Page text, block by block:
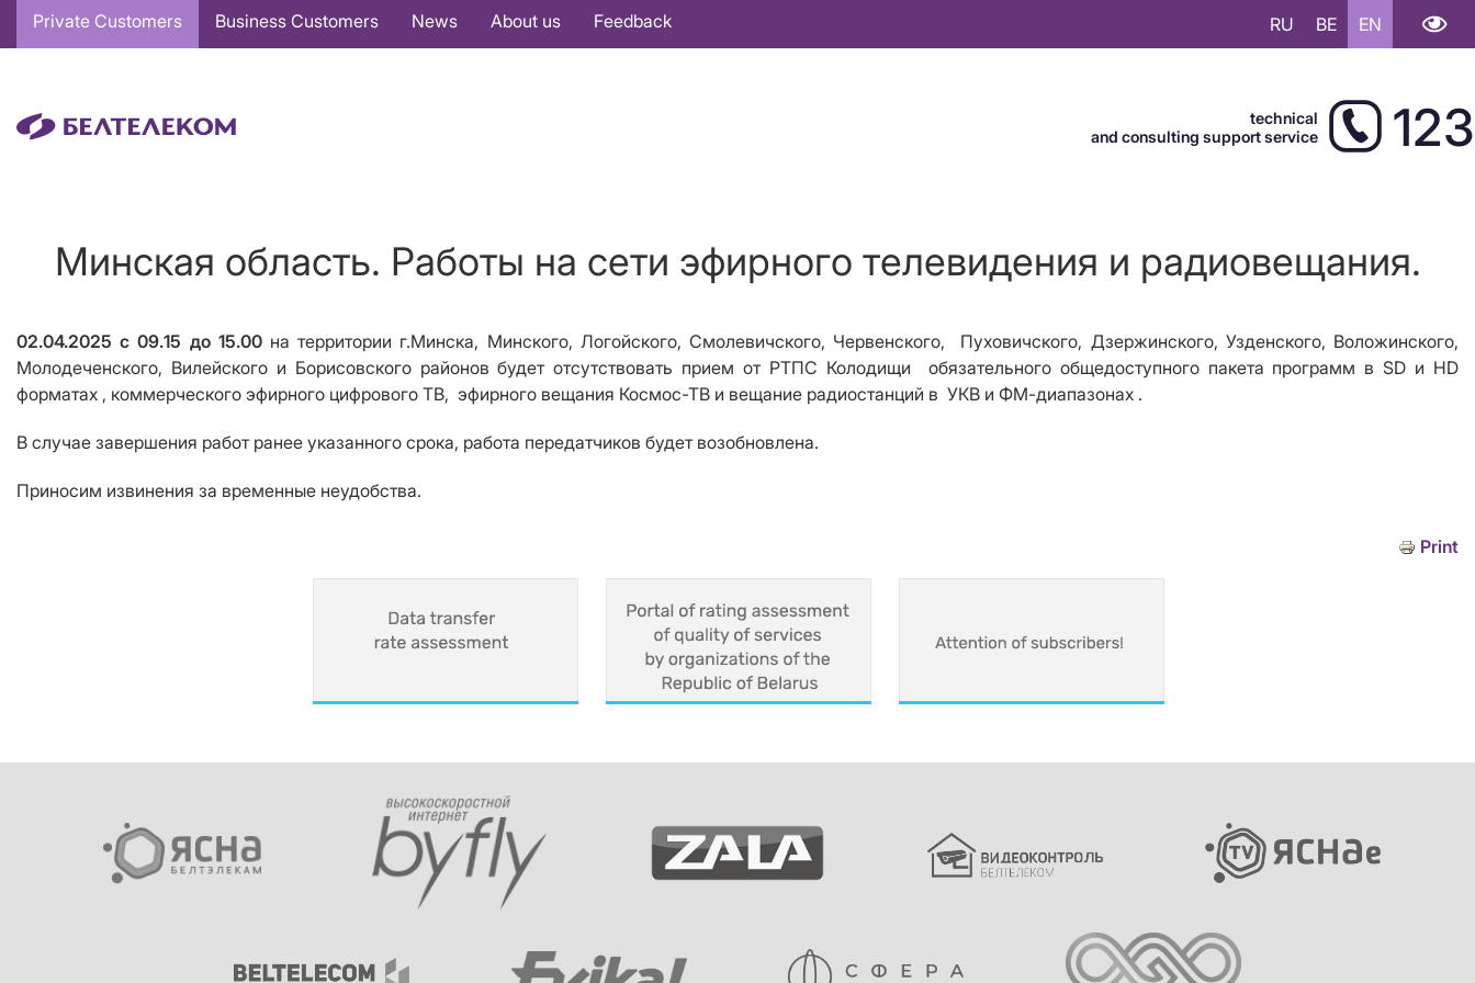
Основная
навигация
Private Customers Business Customers News About us Feedback RU BE EN
technical
and consulting support service
123
Минская область. Работы на сети эфирного телевидения и радиовещания.
02.04.2025c 09.15 до 15.00 на территории г.Минска, Минского, Логойского, Смолевичского, Червенского,
Пуховичского, Дзержинского, Узденского, Воложинского,
Молодеченского, Вилейского и Борисовского районовбудет отсутствовать прием от РТПС Колодищи обязательного общедоступного пакета программ в SD и HD
форматах , коммерческого эфирного цифрового ТВ, эфирного вещания Космос-ТВ и вещание радиостанций в УКВ и ФМ-диапазонах .
В случае завершения работ ранее указанного срока, работа передатчиков будет возобновлена.
Приносим извинения за временные неудобства.
Print